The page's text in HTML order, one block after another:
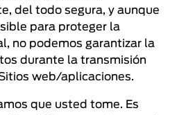
del todo segura, y aunque
para proteger la
no podemos garantizar la
durante la transmisión
web/aplicaciones.
que usted tome. Es